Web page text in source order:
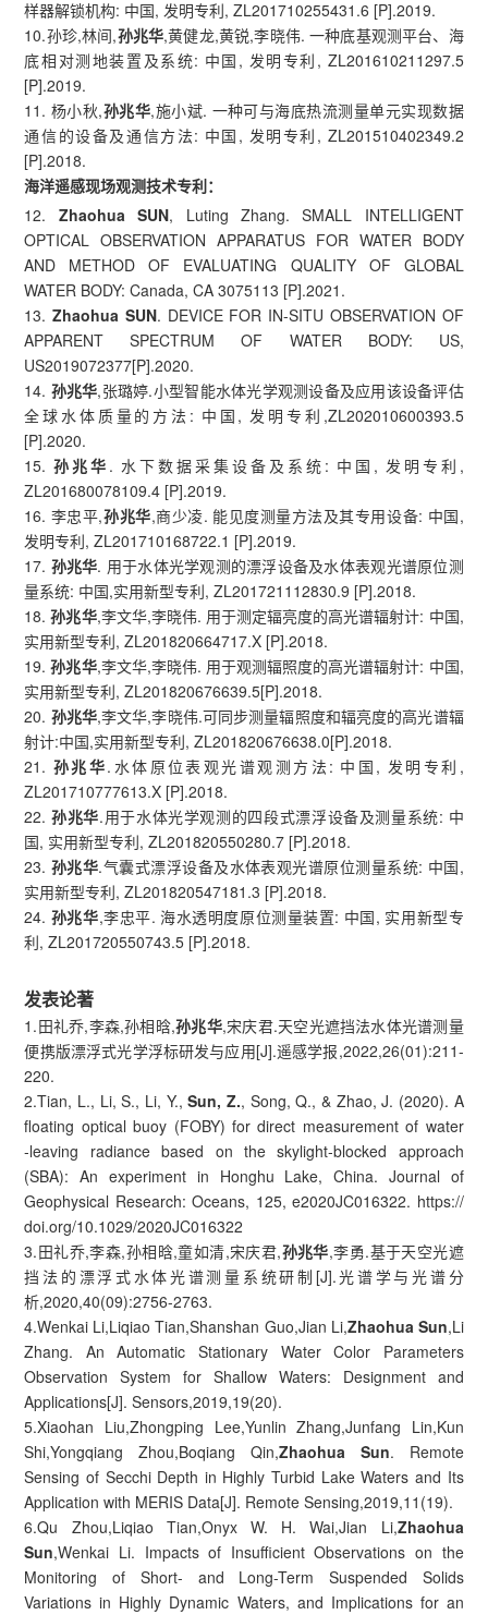
样器解锁机构: 中国, 发明专利, ZL201710255431.6 [P].2019.
10.孙珍,林间,孙兆华,黄健龙,黄锐,李晓伟. 一种底基观测平台、海
底相对测地装置及系统: 中国, 发明专利, ZL201610211297.5
[P].2019.
11. 杨小秋,孙兆华,施小斌. 一种可与海底热流测量单元实现数据
通信的设备及通信方法: 中国, 发明专利, ZL201510402349.2
[P].2018.
海洋遥感现场观测技术专利：
12. Zhaohua SUN, Luting Zhang. SMALL INTELLIGENT
OPTICAL OBSERVATION APPARATUS FOR WATER BODY
AND METHOD OF EVALUATING QUALITY OF GLOBAL
WATER BODY: Canada, CA 3075113 [P].2021.
13.Zhaohua SUN. DEVICE FOR IN-SITU OBSERVATION OF
APPARENT SPECTRUM OF WATER BODY: US,
US2019072377[P].2020.
14. 孙兆华,张璐婷.小型智能水体光学观测设备及应用该设备评估
全球水体质量的方法: 中国, 发明专利,ZL202010600393.5
[P].2020.
15.孙兆华 . 水下数据采集设备及系统: 中国, 发明专利,
ZL201680078109.4 [P].2019.
16. 李忠平,孙兆华,商少凌. 能见度测量方法及其专用设备: 中国,
发明专利, ZL201710168722.1 [P].2019.
17. 孙兆华. 用于水体光学观测的漂浮设备及水体表观光谱原位测
量系统: 中国,实用新型专利, ZL201721112830.9 [P].2018.
18.孙兆华,李文华,李晓伟. 用于测定辐亮度的高光谱辐射计: 中国,
实用新型专利, ZL201820664717.X [P].2018.
19.孙兆华,李文华,李晓伟. 用于观测辐照度的高光谱辐射计: 中国,
实用新型专利, ZL201820676639.5[P].2018.
20. 孙兆华,李文华,李晓伟.可同步测量辐照度和辐亮度的高光谱辐
射计:中国,实用新型专利, ZL201820676638.0[P].2018.
21. 孙兆华.水体原位表观光谱观测方法: 中国, 发明专利,
ZL201710777613.X [P].2018.
22.孙兆华.用于水体光学观测的四段式漂浮设备及测量系统: 中
国, 实用新型专利, ZL201820550280.7 [P].2018.
23. 孙兆华.气囊式漂浮设备及水体表观光谱原位测量系统: 中国,
实用新型专利, ZL201820547181.3 [P].2018.
24. 孙兆华,李忠平. 海水透明度原位测量装置: 中国, 实用新型专
利, ZL201720550743.5 [P].2018.
发表论著
1.田礼乔,李森,孙相晗,孙兆华,宋庆君.天空光遮挡法水体光谱测量
便携版漂浮式光学浮标研发与应用[J].遥感学报,2022,26(01):211-
220.
2.Tian, L., Li, S., Li, Y.,Sun, Z., Song, Q., & Zhao, J. (2020). A
floating optical buoy (FOBY) for direct measurement of water
‐leaving radiance based on the skylight‐blocked approach
(SBA): An experiment in Honghu Lake, China. Journal of
Geophysical Research: Oceans, 125, e2020JC016322. https://
doi.org/10.1029/2020JC016322
3.田礼乔,李森,孙相晗,童如清,宋庆君,孙兆华,李勇.基于天空光遮
挡法的漂浮式水体光谱测量系统研制[J].光谱学与光谱分
析,2020,40(09):2756-2763.
4.Wenkai Li,Liqiao Tian,Shanshan Guo,Jian Li,Zhaohua Sun,Li
Zhang. An Automatic Stationary Water Color Parameters
Observation System for Shallow Waters: Designment and
Applications[J]. Sensors,2019,19(20).
5.Xiaohan Liu,Zhongping Lee,Yunlin Zhang,Junfang Lin,Kun
Shi,Yongqiang Zhou,Boqiang Qin,Zhaohua Sun. Remote
Sensing of Secchi Depth in Highly Turbid Lake Waters and Its
Application with MERIS Data[J]. Remote Sensing,2019,11(19).
6.Qu Zhou,Liqiao Tian,Onyx W. H. Wai,Jian Li,Zhaohua
Sun,Wenkai Li. Impacts of Insufficient Observations on the
Monitoring of Short- and Long-Term Suspended Solids
Variations in Highly Dynamic Waters, and Implications for an